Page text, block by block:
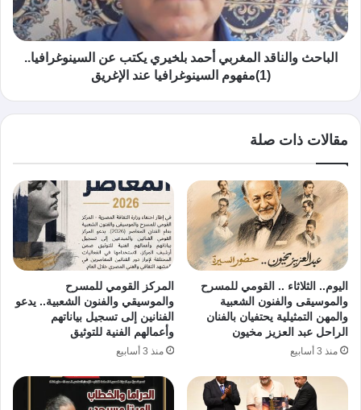
الباحث والناقد المغربي أحمد بلخيري يكتب عن السينوغرافيا..
(1)مفهوم السينوغرافيا عند الإغريق
مقالات ذات صلة
اليوم.. الثلاثاء .. القومي للمسرح
والموسيقى والفنون الشعبية
والمهن التمثيلية يحتفيان بالفنان
الراحل عبد العزيز مخيون
منذ 3 أسابيع
المركز القومي للمسرح
والموسيقي والفنون الشعبية.. يدعو
الفنانين إلى تسجيل بياناتهم
وأعمالهم الفنية للتوثيق
منذ 3 أسابيع